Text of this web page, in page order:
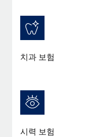
치과 보험
시력 보험